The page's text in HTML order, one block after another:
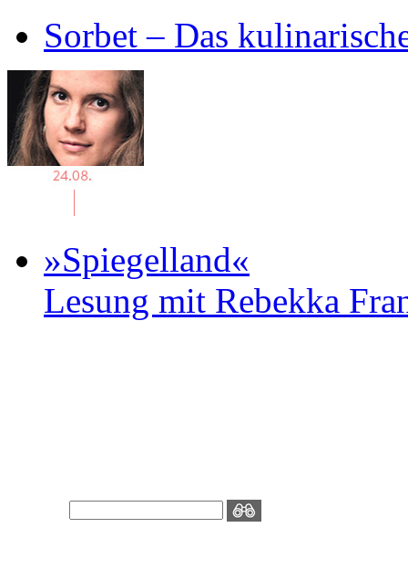
Sorbet – Das
»Spiegelland«
Lesung mit Rebekka